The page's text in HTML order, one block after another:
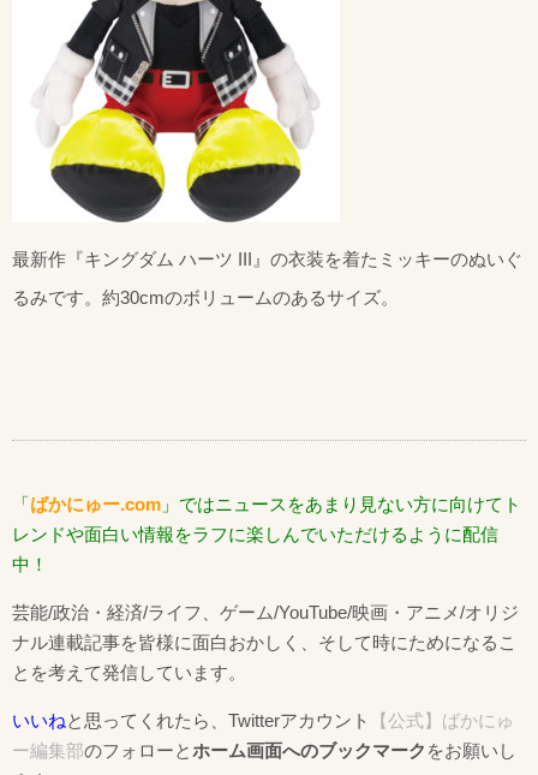
最新作『キングダム ハーツ III』の衣装を着たミッキーのぬいぐ
るみです。約30cmのボリュームのあるサイズ。
「ばかにゅー.com 」ではニュースをあまり見ない方に向けてト
レンドや面白い情報をラフに楽しんでいただけるように配信
中！
芸能/政治・経済/ライフ、ゲーム/YouTube/映画・アニメ/オリジ
ナル連載記事を皆様に面白おかしく、そして時にためになるこ
とを考えて発信しています。
いいねと思ってくれたら、Twitterアカウント
【公式】ばかにゅ
ー編集部のフォローとホーム画面へのブックマーク をお願いし